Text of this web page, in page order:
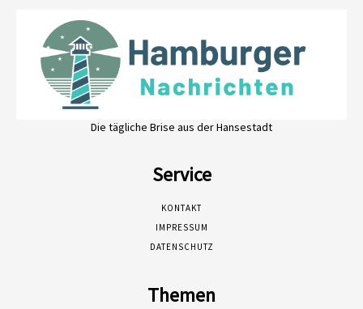
Die tägliche Brise aus der Hansestadt
Service
KONTAKT
IMPRESSUM
DATENSCHUTZ
Themen